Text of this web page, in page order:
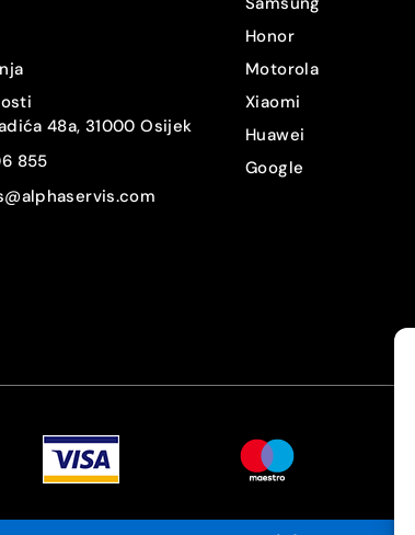
45
48a, 31000 Osijek
855
Honor
Motorola
Xiaomi
Huawei
Google